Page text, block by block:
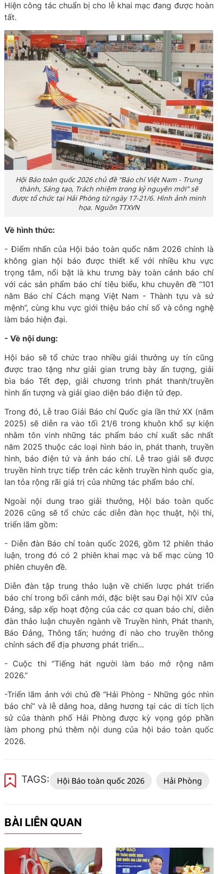
Hiện công tác chuẩn bị cho lễ khai mạc đang được hoàn
tất.
Hội Báo toàn quốc 2026 chủ đề “Báo chí Việt Nam - Trung
thành, Sáng tạo, Trách nhiệm trong kỷ nguyên mới” sẽ
được tổ chức tại Hải Phòng từ ngày 17-21/6. Hình ảnh minh
họa. Nguồn TTXVN
Về hình thức:
- Điểm nhấn của Hội báo toàn quốc năm 2026 chính là
không gian hội báo được thiết kế với nhiều khu vực
trọng tâm, nổi bật là khu trưng bày toàn cảnh báo chí
với các sản phẩm báo chí tiêu biểu, khu chuyên đề “101
năm Báo chí Cách mạng Việt Nam - Thành tựu và sứ
mệnh”, cùng khu vực giới thiệu báo chí số và công nghệ
làm báo hiện đại.
- Về nội dung:
Hội báo sẽ tổ chức trao nhiều giải thưởng uy tín cũng
được trao tặng như giải gian trưng bày ấn tượng, giải
bìa báo Tết đẹp, giải chương trình phát thanh/truyền
hình ấn tượng và giải giao diện báo điện tử đẹp.
Trong đó, Lễ trao Giải Báo chí Quốc gia lần thứ XX (năm
2025) sẽ diễn ra vào tối 21/6 trong khuôn khổ sự kiện
nhằm tôn vinh những tác phẩm báo chí xuất sắc nhất
năm 2025 thuộc các loại hình báo in, phát thanh, truyền
hình, báo điện tử và ảnh báo chí. Lễ trao giải sẽ được
truyền hình trực tiếp trên các kênh truyền hình quốc gia,
lan tỏa rộng rãi giá trị của những tác phẩm báo chí.
Ngoài nội dung trao giải thưởng, Hội báo toàn quốc
2026 cũng sẽ tổ chức các diễn đàn học thuật, hội thi,
triển lãm gồm:
- Diễn đàn Báo chí toàn quốc 2026, gồm 12 phiên thảo
luận, trong đó có 2 phiên khai mạc và bế mạc cùng 10
phiên chuyên đề.
Diễn đàn tập trung thảo luận về chiến lược phát triển
báo chí trong bối cảnh mới, đặc biệt sau Đại hội XIV của
Đảng, sắp xếp hoạt động của các cơ quan báo chí, diễn
đàn thảo luận chuyên ngành về Truyền hình, Phát thanh,
Báo Đảng, Thông tấn; hướng đi nào cho truyền thông
chính sách để địa phương phát triển…
- Cuộc thi “Tiếng hát người làm báo mở rộng năm
2026.”
-Triển lãm ảnh với chủ đề “Hải Phòng - Những góc nhìn
báo chí” và lễ dâng hoa, dâng hương tại các di tích lịch
sử của thành phố Hải Phòng được kỳ vọng góp phần
làm phong phú thêm nội dung của hội báo toàn quốc
2026.
TAGS: Hội Báo toàn quốc 2026 Hải Phòng
BÀI LIÊN QUAN